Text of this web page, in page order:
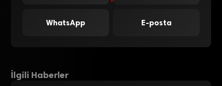
WhatsApp E-posta
İlgili Haberler